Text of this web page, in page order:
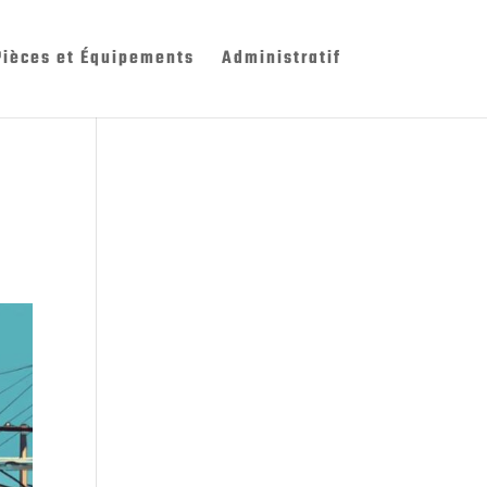
et Équipements Administratif